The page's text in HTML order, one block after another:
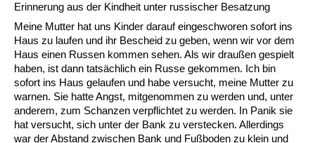
Erinnerung aus der Kindheit unter russischer Besatzung
Meine Mutter hat uns Kinder darauf eingeschworen sofort ins
Haus zu laufen und ihr Bescheid zu geben, wenn wir vor dem
Haus einen Russen kommen sehen. Als wir draußen gespielt
haben, ist dann tatsächlich ein Russe gekommen. Ich bin
sofort ins Haus gelaufen und habe versucht, meine Mutter zu
warnen. Sie hatte Angst, mitgenommen zu werden und, unter
anderem, zum Schanzen verpflichtet zu werden. In Panik sie
hat versucht, sich unter der Bank zu verstecken. Allerdings
war der Abstand zwischen Bank und Fußboden zu klein und